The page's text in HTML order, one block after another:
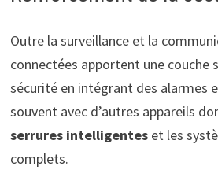
Outre la surveillance et la
connectées apportent une couche
sécurité en intégrant des alarmes
souvent avec d’autres appareils
serrures intelligenteset les
complets.